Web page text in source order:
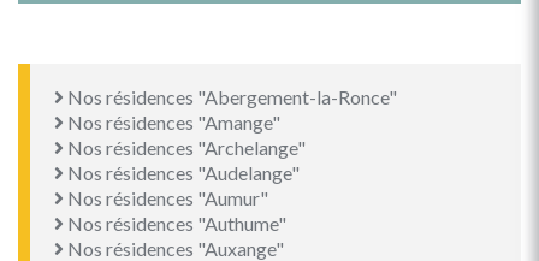
Nos résidences "Abergement-la-Ronce"
Nos résidences "Amange"
Nos résidences "Archelange"
Nos résidences "Audelange"
Nos résidences "Aumur"
Nos résidences "Authume"
Nos résidences "Auxange"